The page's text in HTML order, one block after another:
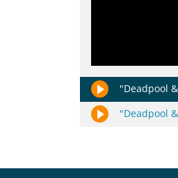
"Deadpool
"Deadpool